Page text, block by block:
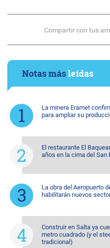
Compartir con tus
Notas másleídas
La minera Eramet
para ampliar su
El restaurante El
años en la cima del San
La obra del Aeropuerto
habilitarán nuevos
Construir en Salta ya
metro cuadrado (y el
tradicional)